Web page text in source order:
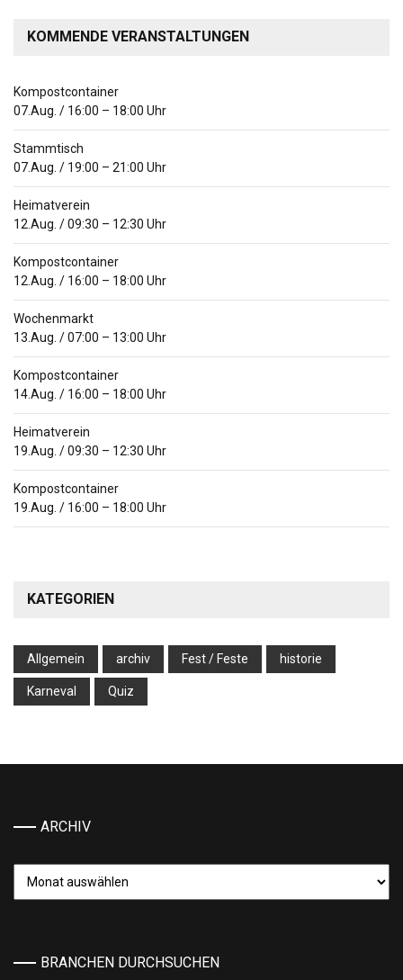
KOMMENDE VERANSTALTUNGEN
Kompostcontainer
07.Aug. / 16:00 – 18:00 Uhr
Stammtisch
07.Aug. / 19:00 – 21:00 Uhr
Heimatverein
12.Aug. /09:30 – 12:30 Uhr
Kompostcontainer
12.Aug. / 16:00 – 18:00 Uhr
Wochenmarkt
13.Aug. /07:00 – 13:00 Uhr
Kompostcontainer
14.Aug. / 16:00 – 18:00 Uhr
Heimatverein
19.Aug. /09:30 – 12:30 Uhr
Kompostcontainer
19.Aug. / 16:00 – 18:00 Uhr
KATEGORIEN
Allgemein archiv Fest / Feste historie
Karneval Quiz
ARCHIV
BRANCHEN DURCHSUCHEN